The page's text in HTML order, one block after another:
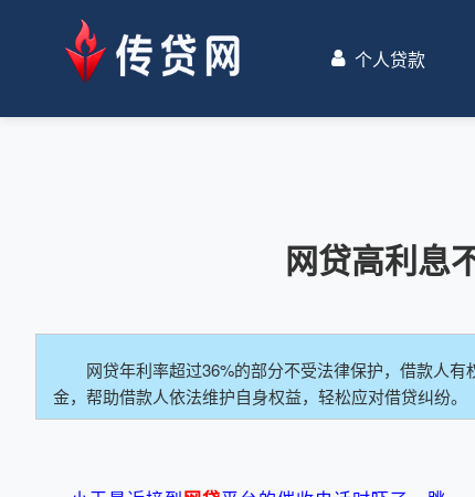
个人贷款
网贷高利息
网贷年利率超过36%的部分不受法律保护，借款人
金，帮助借款人依法维护自身权益，轻松应对借贷纠纷。